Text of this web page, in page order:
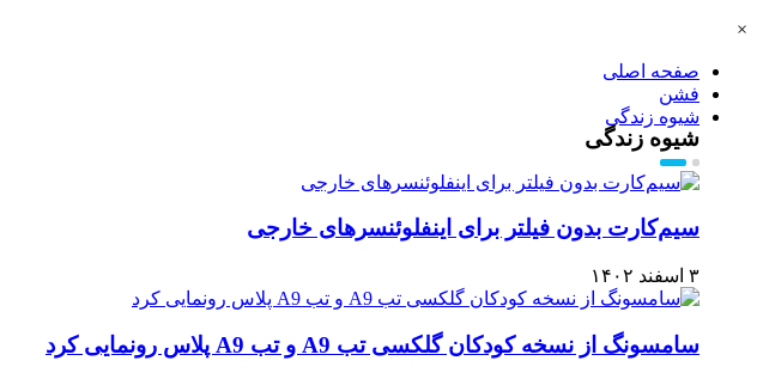
×
صفحه اصلی
فشن
شیوه زندگی
شیوه زندگی
سیم‌کارت بدون فیلتر برای اینفلوئنسر‌های خارجی
۳ اسفند ۱۴۰۲
سامسونگ از نسخه کودکان گلکسی تب A9 و تب A9 پلاس رونمایی کرد